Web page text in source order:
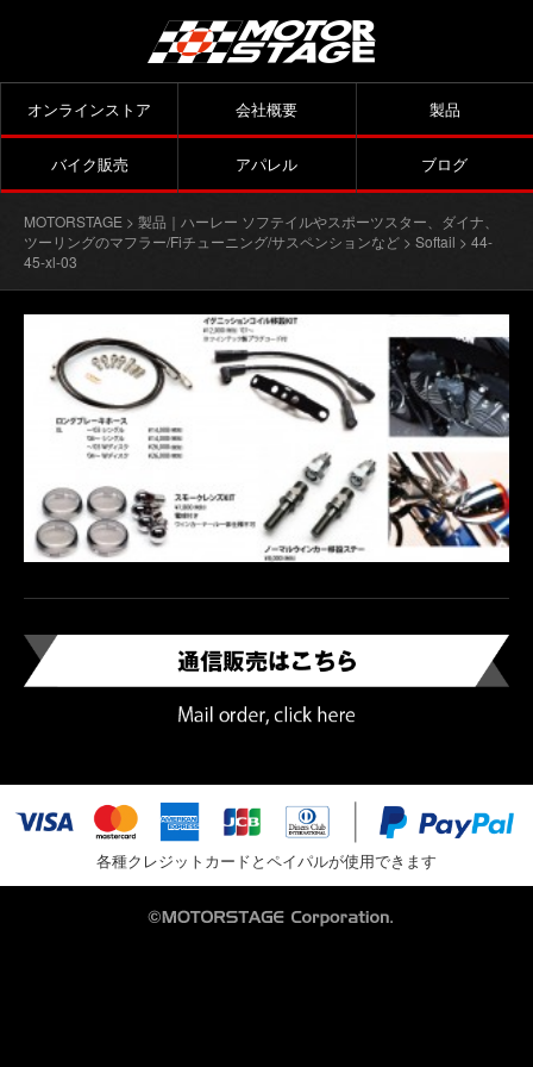
オンラインストア 会社概要 製品
バイク販売 アパレル ブログ
MOTORSTAGE > 製品｜ハーレー ソフテイルやスポーツスター、ダイナ、
ツーリングのマフラー/Fiチューニング/サスペンションなど > Softail > 44-
45-xl-03
各種クレジットカードとペイパルが使用できます